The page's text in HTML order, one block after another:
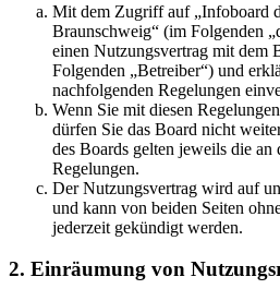
Mit dem Zugriff auf „Infoboard
Braunschweig“ (im Folgenden
einen Nutzungsvertrag mit dem
Folgenden „Betreiber“) und
nachfolgenden Regelungen
Wenn Sie mit diesen
dürfen Sie das Board nicht
des Boards gelten jeweils die
Regelungen.
Der Nutzungsvertrag wird auf
und kann von beiden Seiten
jederzeit gekündigt werden.
2. Einräumung von